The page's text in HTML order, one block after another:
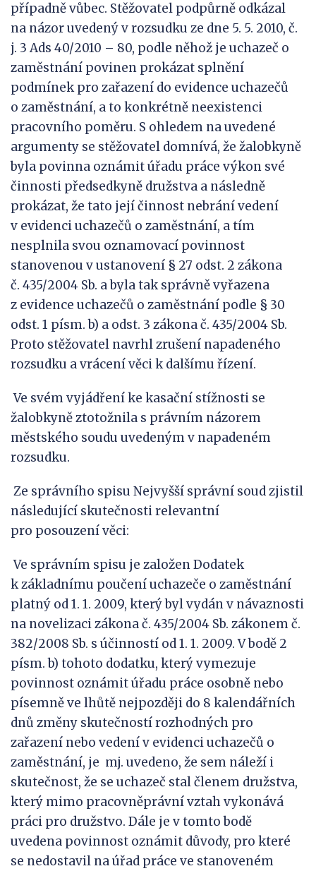
případně vůbec. Stěžovatel podpůrně odkázal
na názor uvedený v rozsudku ze dne 5. 5. 2010, č.
j. 3 Ads 40/2010 – 80, podle něhož je uchazeč o
zaměstnání povinen prokázat splnění
podmínek pro zařazení do evidence uchazečů
o zaměstnání, a to konkrétně neexistenci
pracovního poměru. S ohledem na uvedené
argumenty se stěžovatel domnívá, že žalobkyně
byla povinna oznámit úřadu práce výkon své
činnosti předsedkyně družstva a následně
prokázat, že tato její činnost nebrání vedení
v evidenci uchazečů o zaměstnání, a tím
nesplnila svou oznamovací povinnost
stanovenou v ustanovení § 27 odst. 2 zákona
č. 435/2004 Sb. a byla tak správně vyřazena
z evidence uchazečů o zaměstnání podle § 30
odst. 1 písm. b) a odst. 3 zákona č. 435/2004 Sb.
Proto stěžovatel navrhl zrušení napadeného
rozsudku a vrácení věci k dalšímu řízení.
Ve svém vyjádření ke kasační stížnosti se
žalobkyně ztotožnila s právním názorem
městského soudu uvedeným v napadeném
rozsudku.
Ze správního spisu Nejvyšší správní soud zjistil
následující skutečnosti relevantní
pro posouzení věci:
Ve správním spisu je založen Dodatek
k základnímu poučení uchazeče o zaměstnání
platný od 1. 1. 2009, který byl vydán v návaznosti
na novelizaci zákona č. 435/2004 Sb. zákonem č.
382/2008 Sb. s účinností od 1. 1. 2009. V bodě 2
písm. b) tohoto dodatku, který vymezuje
povinnost oznámit úřadu práce osobně nebo
písemně ve lhůtě nejpozději do 8 kalendářních
dnů změny skutečností rozhodných pro
zařazení nebo vedení v evidenci uchazečů o
zaměstnání, je mj. uvedeno, že sem náleží i
skutečnost, že se uchazeč stal členem družstva,
který mimo pracovněprávní vztah vykonává
práci pro družstvo. Dále je v tomto bodě
uvedena povinnost oznámit důvody, pro které
se nedostavil na úřad práce ve stanoveném